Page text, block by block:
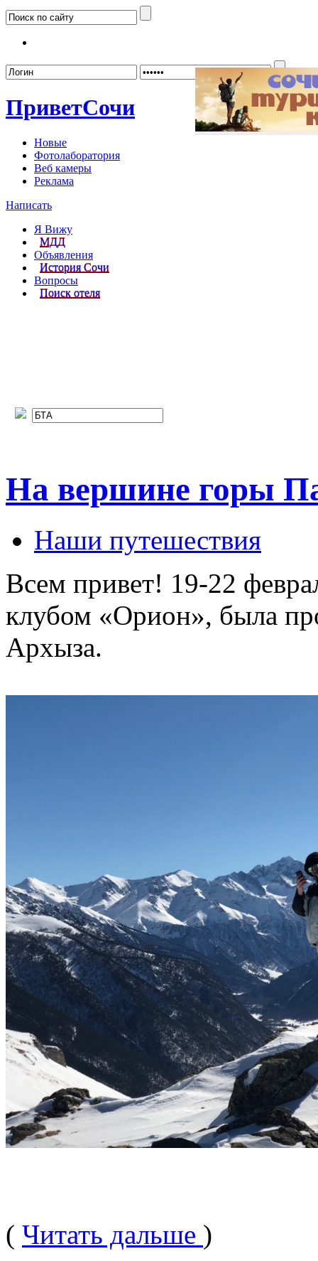
ПриветСочи
Новые
Фотолаборатория
Веб камеры
Реклама
Написать
Я Вижу
МДД
Объявления
История Сочи
Вопросы
Поиск отеля
На вершине горы
Наши путешествия
Всем привет! 19-22
клубом «Орион», была
Архыза.
( Читать дальше )